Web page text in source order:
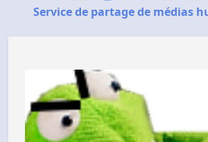
Service de partage de médias